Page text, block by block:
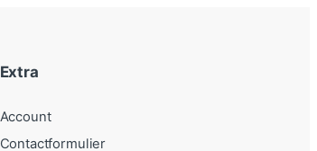
Extra
Account
Contactformulier